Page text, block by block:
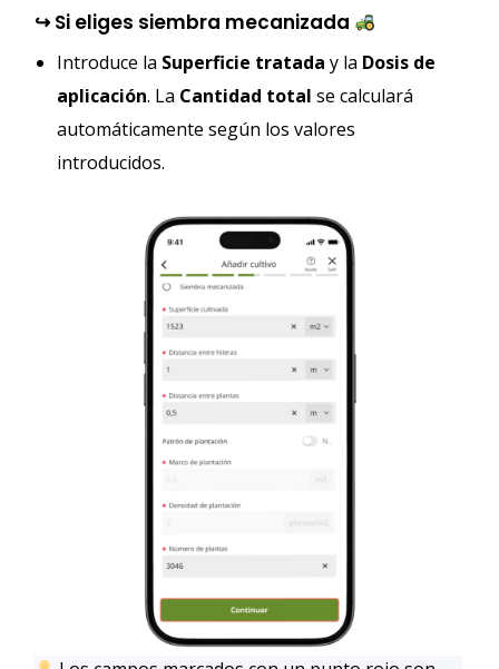
↪︎ Si eliges siembra mecanizada
Introduce la Superficie tratada y la Dosis de
aplicación. La Cantidad total se calculará
automáticamente según los valores
introducidos.